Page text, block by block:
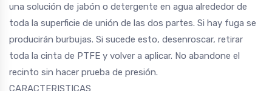
una solución de jabón o detergente en agua alrededor de
toda la superficie de unión de las dos partes. Si hay fuga se
producirán burbujas. Si sucede esto, desenroscar, retirar
toda la cinta de PTFE y volver a aplicar. No abandone el
recinto sin hacer prueba de presión.
CARACTERISTICAS